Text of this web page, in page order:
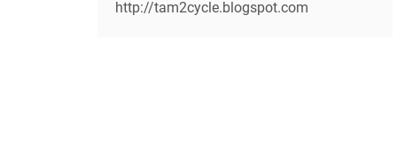
http://tam2cycle.blogspot.com